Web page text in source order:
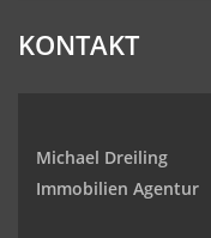
KONTAKT
Michael Dreiling
Immobilien Agentur